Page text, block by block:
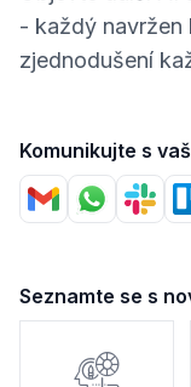
- každý navržen
zjednodušení
Komunikujte s
Seznamte se s